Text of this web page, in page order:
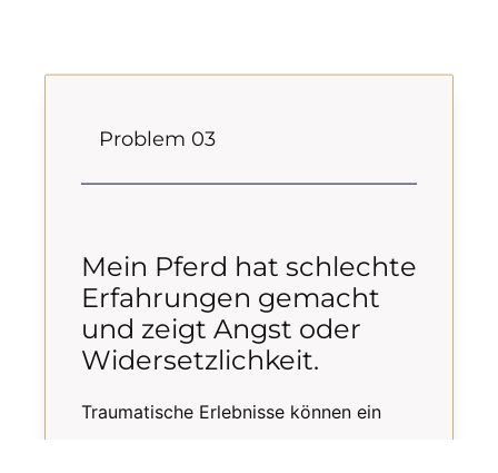
Problem 03
Mein Pferd hat schlechte
Erfahrungen gemacht
und zeigt Angst oder
Widersetzlichkeit.
Traumatische Erlebnisse können ein